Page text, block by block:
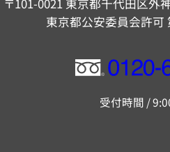
〒101-0021 東京都千代田区外
東京都公安委員会許可
フ
ー
受付時間 /